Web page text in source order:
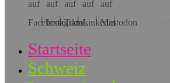
Hol dir die App!
Startseite
Schweiz